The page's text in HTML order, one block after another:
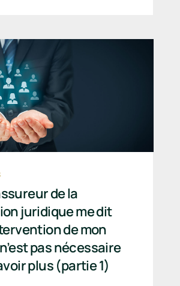
de la
juridique me dit
de mon
pas nécessaire
plus (partie 1)